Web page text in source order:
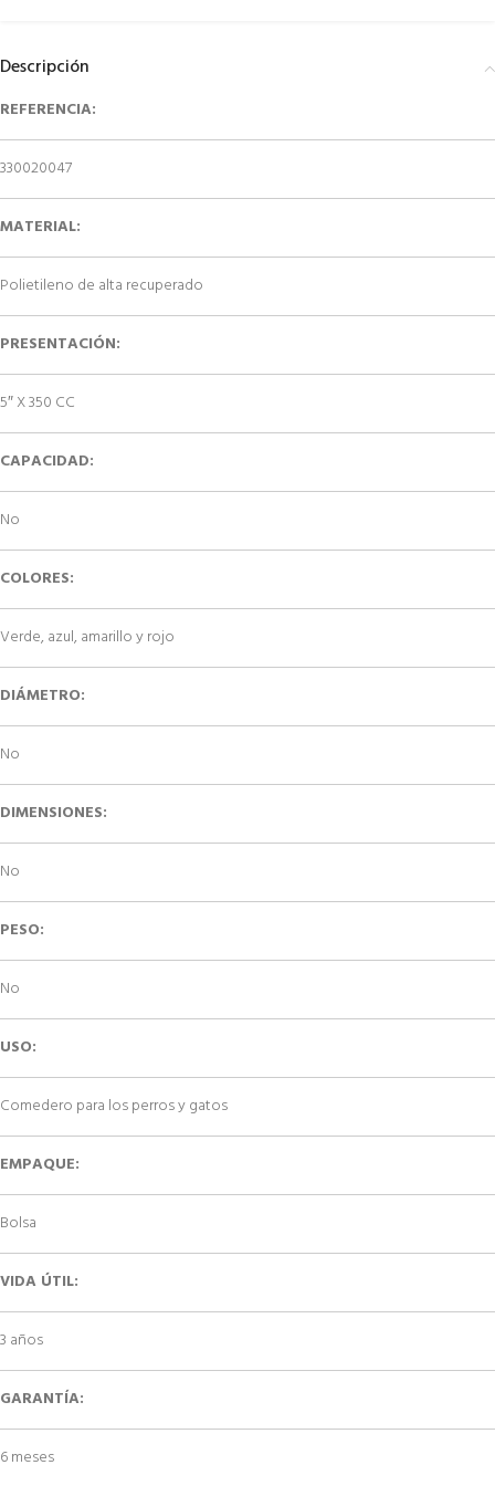
Descripción
REFERENCIA:
330020047
MATERIAL:
Polietileno de alta recuperado
PRESENTACIÓN:
5″ X 350 CC
CAPACIDAD:
No
COLORES:
Verde, azul, amarillo y rojo
DIÁMETRO:
No
DIMENSIONES:
No
PESO:
No
USO:
Comedero para los perros y gatos
EMPAQUE:
Bolsa
VIDA ÚTIL:
3 años
GARANTÍA:
6 meses